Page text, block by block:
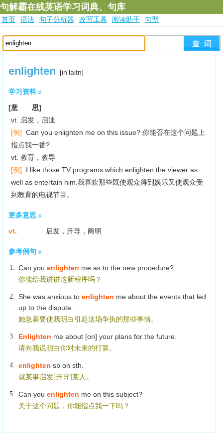
句解霸在线英语学习词典、句库
首页 语法 句子分析器 改写工具 阅读助手 句型
enlighten [in'laitn]
学习资料
[意 思]
vt. 启发，启迪
[例] Can you enlighten me on this issue? 你能否在这个问题上
指点我一番?
vt. 教育，教导
[例] I like those TV programs which enlighten the viewer as
well as entertain him.我喜欢那些既使观众得到娱乐又使观众受
到教育的电视节目。
更多意思
vt. 启发，开导，阐明
参考例句
1. Can you enlighten me as to the new procedure?
你能给我讲讲这新程序吗？
2. She was anxious to enlighten me about the events that led
up to the dispute.
她急着要使我明白引起这场争执的那些事情。
3. Enlighten me about [on] your plans for the future.
请向我说明白你对未来的打算。
4. enlightensb on sth.
就某事启发[开导]某人。
5. Can you enlighten me on this subject?
关于这个问题，你能指点我一下吗？